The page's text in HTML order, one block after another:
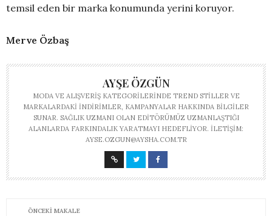
temsil eden bir marka konumunda yerini koruyor.
Merve Özbaş
AYŞE ÖZGÜN
MODA VE ALIŞVERIŞ KATEGORILERINDE TREND STILLER VE
MARKALARDAKI INDIRIMLER, KAMPANYALAR HAKKINDA BILGILER
SUNAR. SAĞLIK UZMANI OLAN EDITÖRÜMÜZ UZMANLAŞTIĞI
ALANLARDA FARKINDALIK YARATMAYI HEDEFLIYOR. İLETIŞIM:
AYSE.OZGUN@AYSHA.COM.TR
ÖNCEKI MAKALE